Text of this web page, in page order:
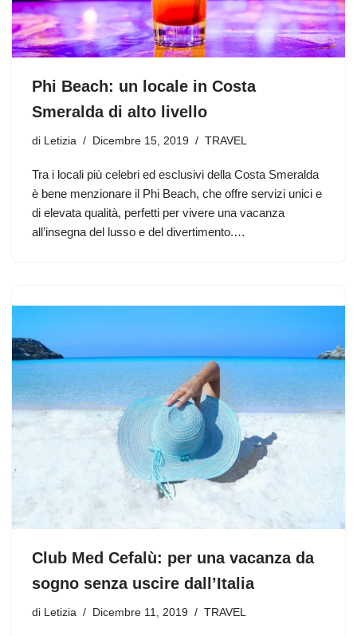
Phi Beach: un locale in Costa
Smeralda di alto livello
di Letizia Dicembre 15, 2019 TRAVEL
Tra i locali più celebri ed esclusivi della Costa Smeralda
è bene menzionare il Phi Beach, che offre servizi unici e
di elevata qualità, perfetti per vivere una vacanza
all’insegna del lusso e del divertimento.…
Club Med Cefalù: per una vacanza da
sogno senza uscire dall’Italia
di Letizia Dicembre 11, 2019 TRAVEL